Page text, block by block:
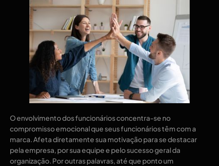
O envolvimento dos funcionários concentra-se no
compromisso emocional que seus funcionários têm com a
marca. Afeta diretamente sua motivação para se destacar
pela empresa, por sua equipe e pelo sucesso geral da
organização. Por outras palavras, até que ponto um